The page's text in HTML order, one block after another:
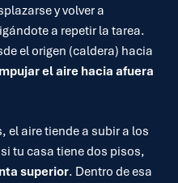
y volver a
a repetir la tarea.
el origen (caldera) hacia
el aire hacia afuera
el aire tiende a subir a los
tu casa tiene dos pisos,
superior. Dentro de esa